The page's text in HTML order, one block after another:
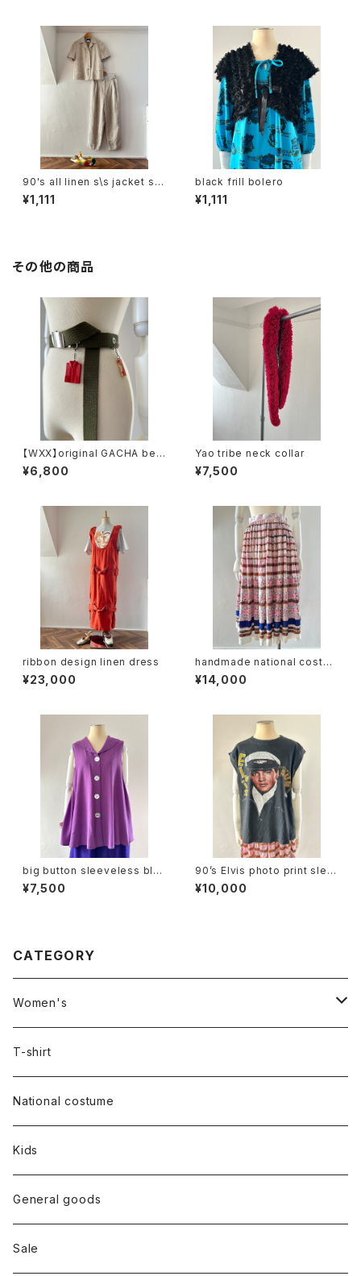
90's all linen s\s jacket set
up
¥1,111
black frill bolero
¥1,111
その他の商品
【WXX】original GACHA belt
(khaki)
¥6,800
Yao tribe neck collar
¥7,500
ribbon design linen dress
¥23,000
handmade national costu
me design skirt
¥14,000
big button sleeveless blo
use
¥7,500
90’s Elvis photo print slee
veless tee
¥10,000
CATEGORY
Women's
Outer
Dress
Tops
Bottoms
Shoes
T-shirt
National costume
Kids
General goods
Sale